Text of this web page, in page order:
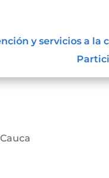
y servicios a la
de los